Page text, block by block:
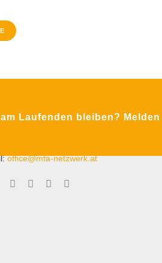
Laufenden bleiben?
Krimpling 2
office@mfa-netzwerk.at